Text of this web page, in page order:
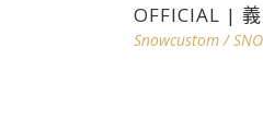
OFFICIAL |
Snowcustom/